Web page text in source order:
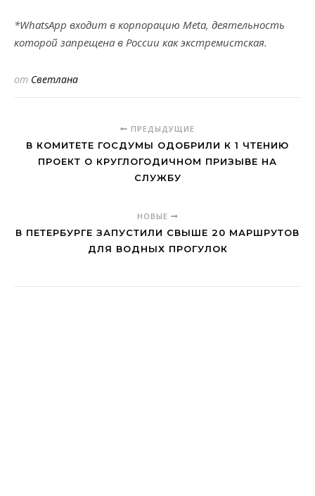
*WhatsApp входит в корпорацию Meta, деятельность
которой запрещена в России как экстремистская.
от Светлана
ПРЕДЫДУЩИЕ
В КОМИТЕТЕ ГОСДУМЫ ОДОБРИЛИ К 1 ЧТЕНИЮ
ПРОЕКТ О КРУГЛОГОДИЧНОМ ПРИЗЫВЕ НА
СЛУЖБУ
НОВЫЕ
В ПЕТЕРБУРГЕ ЗАПУСТИЛИ СВЫШЕ 20 МАРШРУТОВ
ДЛЯ ВОДНЫХ ПРОГУЛОК